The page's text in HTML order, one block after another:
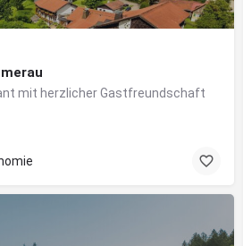
mit herzlicher Gastfreundschaft